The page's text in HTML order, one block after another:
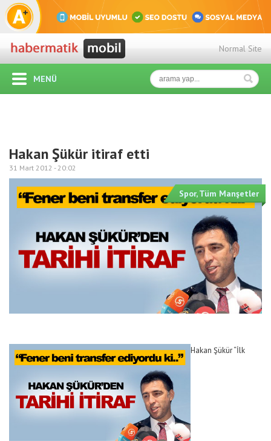
Normal Site
MENÜ
Hakan Şükür itiraf etti
31 Mart 2012 -20:02
Spor,Tüm Manşetler
Hakan Şükür“İlk